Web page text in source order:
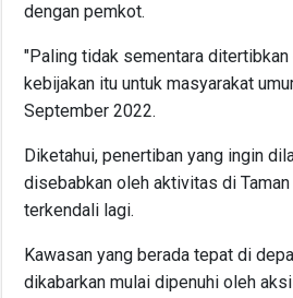
dengan pemkot.
"Paling tidak sementara
kebijakan itu untuk masyarakat
September 2022.
Diketahui, penertiban yang ingin
disebabkan oleh aktivitas di
terkendali lagi.
Kawasan yang berada tepat di
dikabarkan mulai dipenuhi oleh